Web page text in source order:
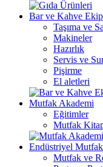
Bar ve Kahve
Taşıma ve
Makineler
Hazırlık
Servis ve
Pişirme
El aletleri
Mutfak Akademi
Eğitimler
Mutfak
Endüstriyel Mutfak
Mutfak ve